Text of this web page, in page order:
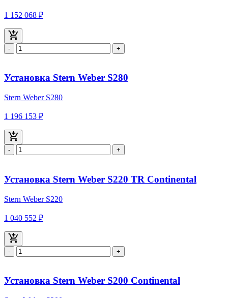
1 152 068 ₽
- +
Установка Stern Weber S280
Stern Weber S280
1 196 153 ₽
- +
Установка Stern Weber S220 TR Continental
Stern Weber S220
1 040 552 ₽
- +
Установка Stern Weber S200 Continental